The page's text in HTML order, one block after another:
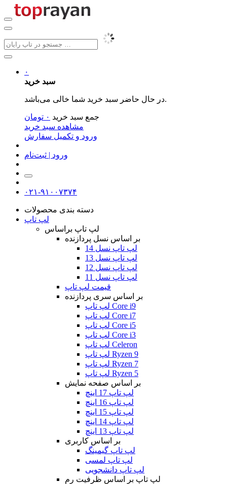
۰
سبد خرید
در حال حاضر سبد خرید شما خالی می‌باشد.
جمع سبد خرید ۰ تومان
مشاهده سبد خرید
ورود و تکمیل سفارش
ورود | ثبت‌نام
۰۲۱-۹۱۰۰۷۳۷۴
دسته بندی محصولات
لپ تاپ
لپ تاپ براساس
بر اساس نسل پردازنده
لپ تاپ نسل 14
لپ تاپ نسل 13
لپ تاپ نسل 12
لپ تاپ نسل 11
قیمت لپ تاپ
بر اساس سری پردازنده
لپ تاپ Core i9
لپ تاپ Core i7
لپ تاپ Core i5
لپ تاپ Core i3
لپ تاپ Celeron
لپ تاپ Ryzen 9
لپ تاپ Ryzen 7
لپ تاپ Ryzen 5
بر اساس صفحه نمایش
لپ تاپ 17 اینچ
لپ تاپ 16 اینچ
لپ تاپ 15 اینچ
لپ تاپ 14 اینچ
لپ تاپ 13 اینچ
بر اساس کاربری
لپ تاپ گیمینگ
لپ تاپ لمسی
لپ تاپ دانشجویی
لپ تاپ بر اساس ظرفیت رم